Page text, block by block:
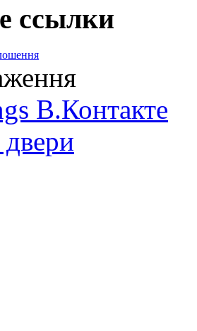
ссылки
В.Контакте